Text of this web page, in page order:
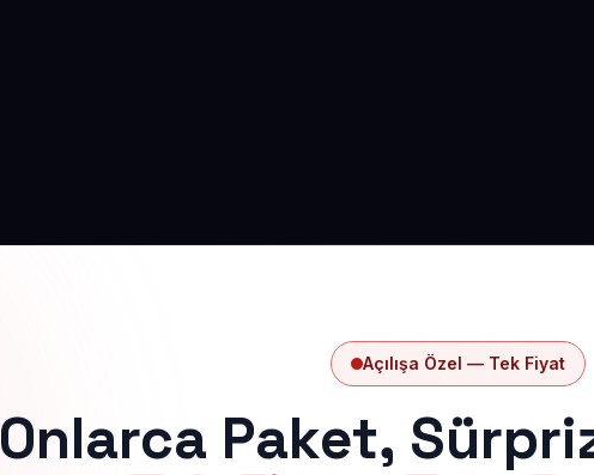
Açılışa Özel — Tek Fiyat
Onlarca Paket,